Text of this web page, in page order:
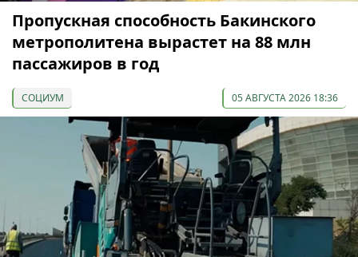
Пропускная способность Бакинского
метрополитена вырастет на 88 млн
пассажиров в год
СОЦИУМ 05 АВГУСТА 2026 18:36